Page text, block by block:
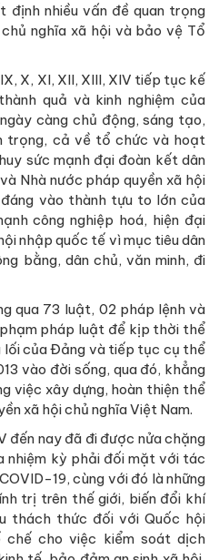
nhiều vấn đề quan trọng
nghĩa xã hội và bảo vệ Tổ
X, XI, XII, XIII, XIV tiếp tục kế
quả và kinh nghiệm của
càng chủ động, sáng tạo,
trọng, cả về tổ chức và hoạt
sức mạnh đại đoàn kết dân
Nhà nước pháp quyền xã hội
vào thành tựu to lớn của
công nghiệp hoá, hiện đại
nhập quốc tế vì mục tiêu dân
bằng, dân chủ, văn minh, đi
qua 73 luật, 02 pháp lệnh và
pháp luật để kịp thời thể
lối của Đảng và tiếp tục cụ thể
vào đời sống, qua đó, khẳng
việc xây dựng, hoàn thiện thể
xã hội chủ nghĩa Việt Nam.
đến nay đã đi được nửa chặng
nhiệm kỳ phải đối mặt với tác
19, cùng với đó là những
trị trên thế giới, biến đổi khí
thách thức đối với Quốc hội
chế cho việc kiểm soát dịch